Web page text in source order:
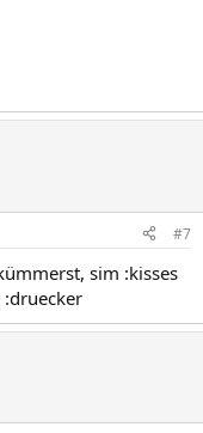
#7
sim :kisses